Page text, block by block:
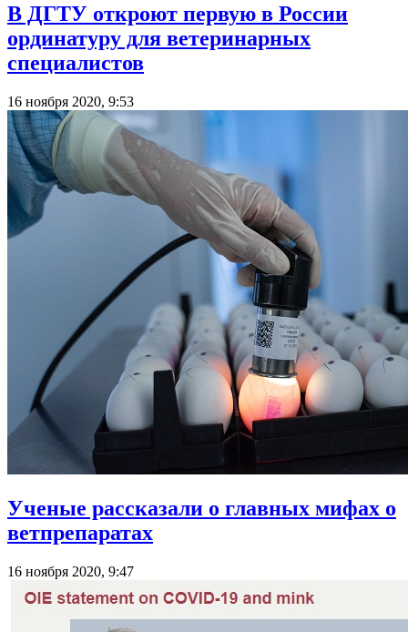
В ДГТУ откроют первую в России
ординатуру для ветеринарных
специалистов
16 ноября 2020, 9:53
Ученые рассказали о главных мифах о
ветпрепаратах
16 ноября 2020, 9:47